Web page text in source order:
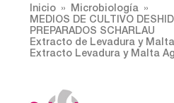
Inicio
Microbiología
MEDIOS DE CULTIVO
PREPARADOS SCHARLAU
Extracto de Levadura y
Extracto Levadura y Malta